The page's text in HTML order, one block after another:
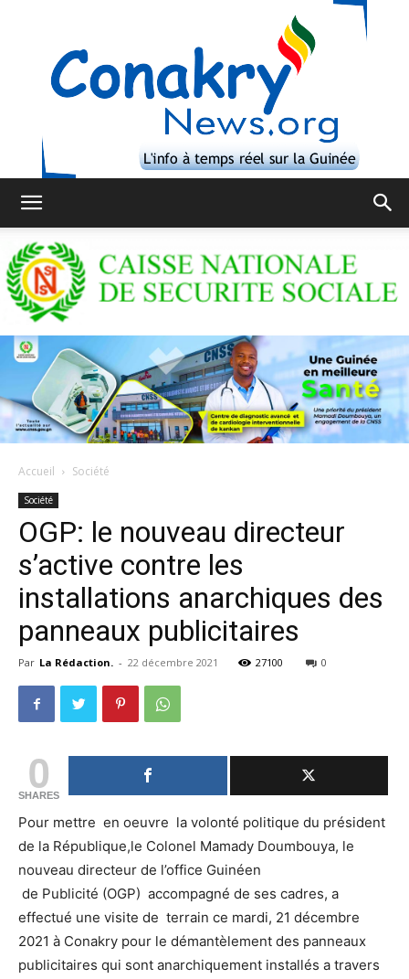
Accueil Société
Société
OGP: le nouveau directeur
s’active contre les
installations anarchiques des
panneaux publicitaires
Par La Rédaction. - 22 décembre 2021 27100 0
0
SHARES
Pour mettre en oeuvre la volonté politique du président
de la République,le Colonel Mamady Doumbouya, le
nouveau directeur de l’office Guinéen
de Publicité (OGP) accompagné de ses cadres, a
effectué une visite de terrain ce mardi, 21 décembre
2021 à Conakry pour le démantèlement des panneaux
publicitaires qui sont anarchiquement installés a travers